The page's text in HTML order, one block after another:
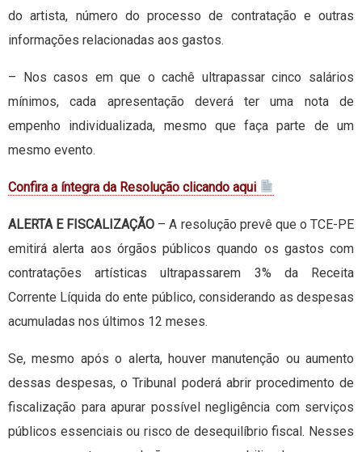
do artista, número do processo de contratação e outras
informações relacionadas aos gastos.
– Nos casos em que o cachê ultrapassar cinco salários
mínimos, cada apresentação deverá ter uma nota de
empenho individualizada, mesmo que faça parte de um
mesmo evento.
Confira a íntegra da Resolução clicando aqui
ALERTA E FISCALIZAÇÃO – A resolução prevê que o TCE-PE
emitirá alerta aos órgãos públicos quando os gastos com
contratações artísticas ultrapassarem 3% da Receita
Corrente Líquida do ente público, considerando as despesas
acumuladas nos últimos 12 meses.
Se, mesmo após o alerta, houver manutenção ou aumento
dessas despesas, o Tribunal poderá abrir procedimento de
fiscalização para apurar possível negligência com serviços
públicos essenciais ou risco de desequilíbrio fiscal. Nesses